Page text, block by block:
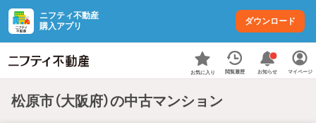
ニフティ不動産
購入アプリ
ダウンロード
お気に入り 閲覧履歴 お知らせ マイページ
松原市（大阪府）の中古マンション